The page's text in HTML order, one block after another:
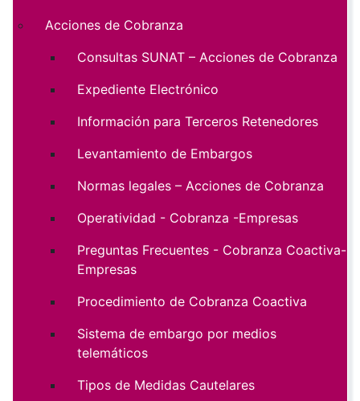
Acciones de Cobranza
Consultas SUNAT – Acciones de Cobranza
Expediente Electrónico
Información para Terceros Retenedores
Levantamiento de Embargos
Normas legales – Acciones de Cobranza
Operatividad - Cobranza -Empresas
Preguntas Frecuentes - Cobranza Coactiva-
Empresas
Procedimiento de Cobranza Coactiva
Sistema de embargo por medios
telemáticos
Tipos de Medidas Cautelares